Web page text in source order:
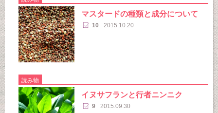
マスタードの種類と成分について
10 2015.10.20
読み物
イヌサフランと行者ニンニク
9 2015.09.30